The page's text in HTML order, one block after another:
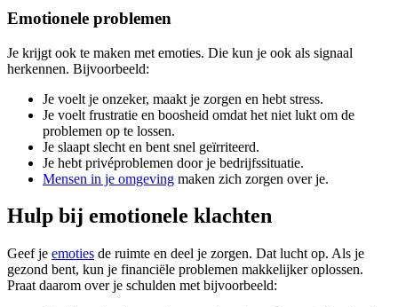
Emotionele problemen
Je krijgt ook te maken met emoties. Die kun je ook als signaal
herkennen. Bijvoorbeeld:
Je voelt je onzeker, maakt je zorgen en hebt stress.
Je voelt frustratie en boosheid omdat het niet lukt om de
problemen op te lossen.
Je slaapt slecht en bent snel geïrriteerd.
Je hebt privéproblemen door je bedrijfssituatie.
Mensen in je omgeving maken zich zorgen over je.
Hulp bij emotionele klachten
Geef je emoties de ruimte en deel je zorgen. Dat lucht op. Als je
gezond bent, kun je financiële problemen makkelijker oplossen.
Praat daarom over je schulden met bijvoorbeeld: